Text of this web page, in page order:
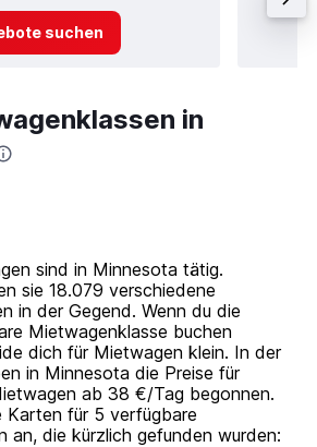
suchen
in
sind in Minnesota tätig.
sie 18.079 verschiedene
in der Gegend. Wenn du die
Mietwagenklasse buchen
dich für Mietwagen klein. In der
in Minnesota die Preise für
ab 38 €/Tag begonnen.
Karten für 5 verfügbare
an, die kürzlich gefunden wurden: